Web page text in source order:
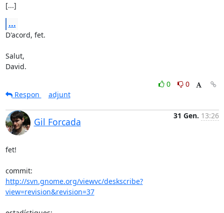
[...]
...
D'acord, fet.
Salut,
David.
0
0
Respon
adjunt
Gil Forcada
31 Gen. 13:26
fet!
http://svn.gnome.org/viewvc/deskscribe?
view=revision&revision=37